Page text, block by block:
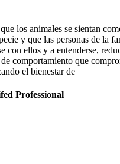
los animales se sientan
y que las personas de la
con ellos y a entenderse,
comportamiento que
el bienestar de
Professional